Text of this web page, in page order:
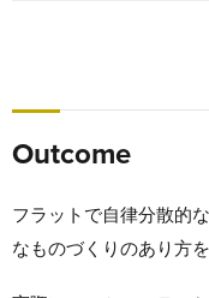
Outcome
フラットで自律分散的
なものづくりのあり方